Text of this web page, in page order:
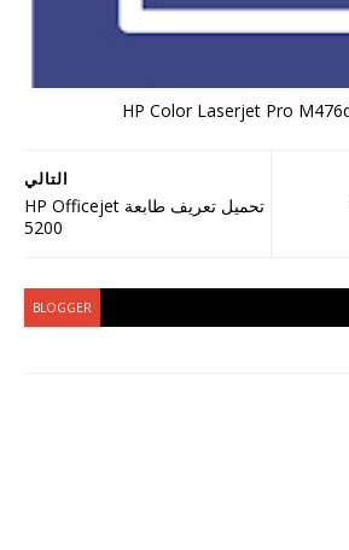
التالي
تحميل تعريف طابعة HP Officejet
5200
BLOGGER